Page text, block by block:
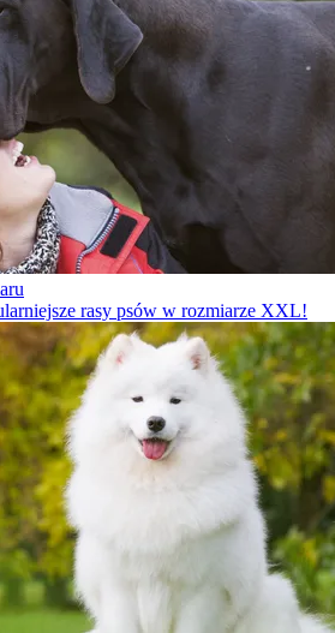
rasy psów w rozmiarze XXL!